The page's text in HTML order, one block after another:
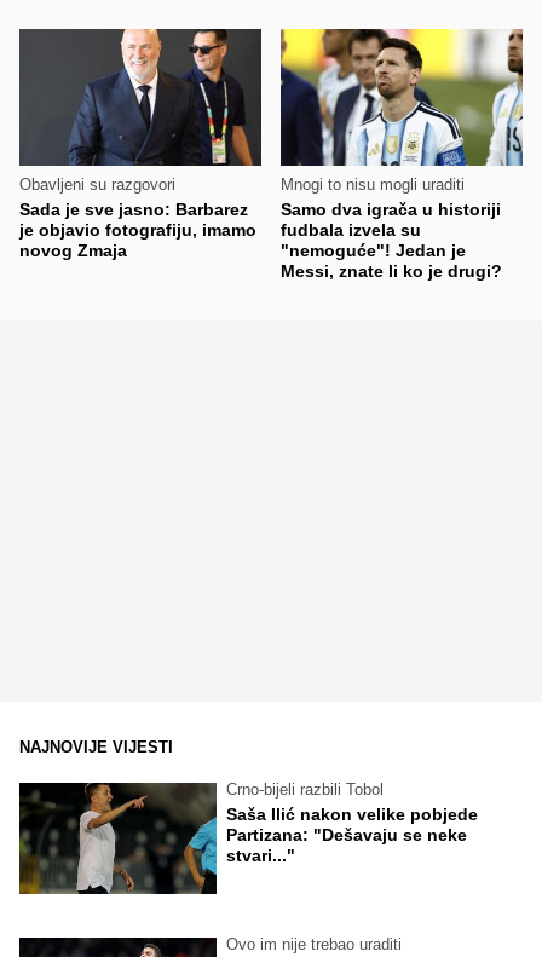
Obavljeni su razgovori
Sada je sve jasno: Barbarez
je objavio fotografiju, imamo
novog Zmaja
Mnogi to nisu mogli uraditi
Samo dva igrača u historiji
fudbala izvela su
"nemoguće"! Jedan je
Messi, znate li ko je drugi?
NAJNOVIJE VIJESTI
Crno-bijeli razbili Tobol
Saša Ilić nakon velike pobjede
Partizana: "Dešavaju se neke
stvari..."
Ovo im nije trebao uraditi